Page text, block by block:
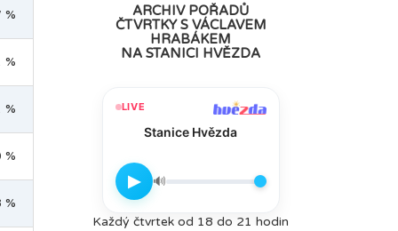
%
%
%
%
%
ARCHIV POŘADŮ
ČTVRTKY S VÁCLAVEM
HRABÁKEM
NA STANICI HVĚZDA
LIVE
Stanice Hvězda
▶ 🔊
Každý čtvrtek od 18 do 21 hodin